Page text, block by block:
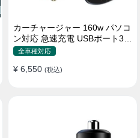
カーチャージャー 160w パソコ
ン対応 急速充電 USBポート3つ
Type-C シガーソケット
全車種対応
¥ 6,550 (税込)